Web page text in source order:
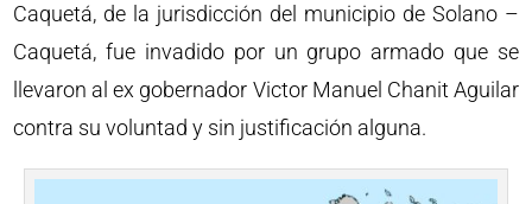
Caquetá, de la jurisdicción del municipio de Solano –
Caquetá, fue invadido por un grupo armado que se
llevaron al ex gobernador Victor Manuel Chanit Aguilar
contra su voluntad y sin justificación alguna.